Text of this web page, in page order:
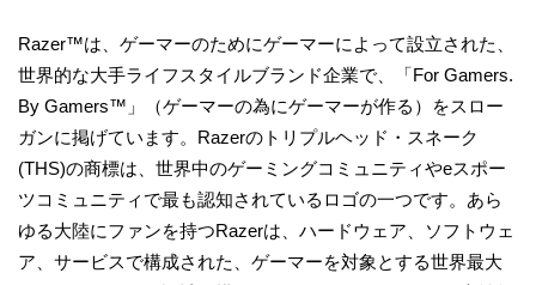
Razer™は、ゲーマーのためにゲーマーによって設立された、
世界的な大手ライフスタイルブランド企業で、「For Gamers.
By Gamers™」（ゲーマーの為にゲーマーが作る）をスロー
ガンに掲げています。Razerのトリプルヘッド・スネーク
(THS)の商標は、世界中のゲーミングコミュニティやeスポー
ツコミュニティで最も認知されているロゴの一つです。あら
ゆる大陸にファンを持つRazerは、ハードウェア、ソフトウェ
ア、サービスで構成された、ゲーマーを対象とする世界最大